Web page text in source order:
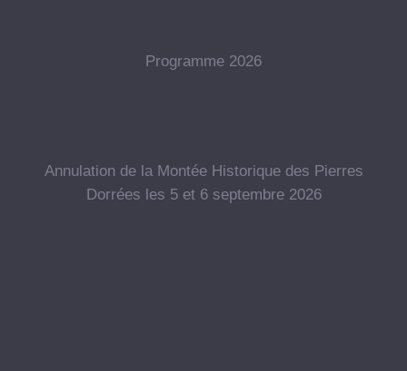
Programme 2026
Annulation de la Montée Historique des Pierres
Dorrées les 5 et 6 septembre 2026